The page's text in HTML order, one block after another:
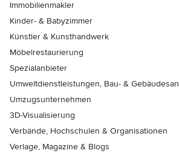
Immobilienmakler
Kinder- & Babyzimmer
Künstler & Kunsthandwerk
Möbelrestaurierung
Spezialanbieter
Umweltdienstleistungen, Bau- &
Umzugsunternehmen
3D-Visualisierung
Verbände, Hochschulen & Organisationen
Verlage, Magazine & Blogs